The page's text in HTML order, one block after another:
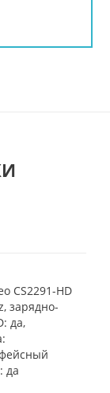
CS2291-HD
зарядно-
да,
да